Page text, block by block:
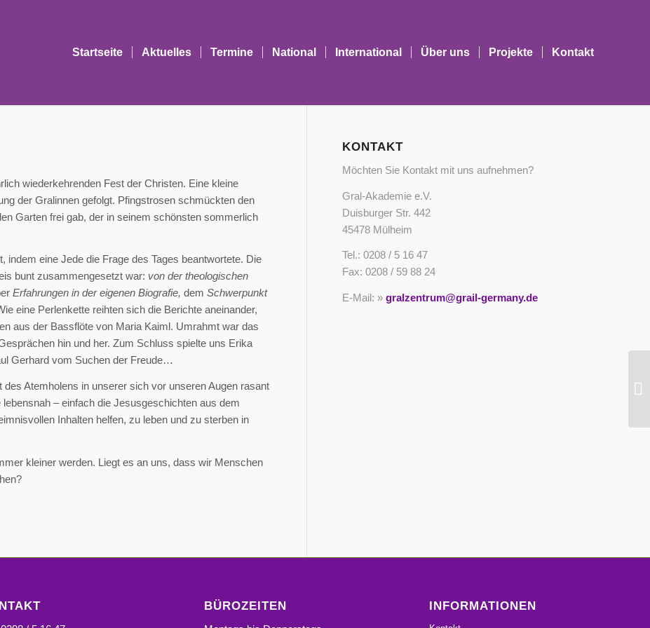
Startseite Aktuelles Termine National International Über uns Projekte Kontakt
wiederkehrenden Fest der Christen. Eine kleine
der Gralinnen gefolgt. Pfingstrosen schmückten den
Garten frei gab, der in seinem schönsten sommerlich
indem eine Jede die Frage des Tages beantwortete. Die
bunt zusammengesetzt war: von der theologischen
Erfahrungen in der eigenen Biografie, dem Schwerpunkt
eine Perlenkette reihten sich die Berichte aneinander,
aus der Bassflöte von Maria Kaiml. Umrahmt war das
hin und her. Zum Schluss spielte uns Erika
Gerhard vom Suchen der Freude…
Atemholens in unserer sich vor unseren Augen rasant
– einfach die Jesusgeschichten aus dem
Inhalten helfen, zu leben und zu sterben in
kleiner werden. Liegt es an uns, dass wir Menschen
KONTAKT
Möchten Sie Kontakt mit uns aufnehmen?
Gral-Akademie e.V.
Duisburger Str. 442
45478 Mülheim
Tel.: 0208 / 5 16 47
Fax: 0208 / 59 88 24
E-Mail: » gralzentrum@grail-germany.de
BÜROZEITEN INFORMATIONEN